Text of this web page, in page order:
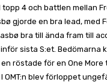
4 och battlen mellan
gjorde en bra lead, med
bra till ända fram till
sista S:et. Bedömarna
röstade för en One More
OMT:n blev förloppet